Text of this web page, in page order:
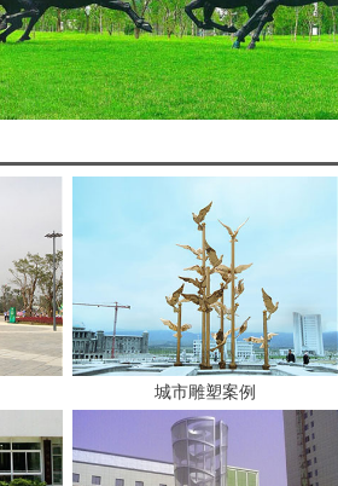
城市雕塑案例